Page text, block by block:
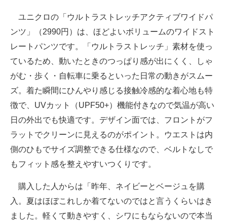
ユニクロの「ウルトラストレッチアクティブワイドパ
ンツ」（2990円）は、ほどよいボリュームのワイドスト
レートパンツです。「ウルトラストレッチ」素材を使っ
ているため、動いたときのつっぱり感が出にくく、しゃ
がむ・歩く・自転車に乗るといった日常の動きがスムー
ズ。着た瞬間にひんやり感じる接触冷感的な着心地も特
徴で、UVカット（UPF50+）機能付きなので気温が高い
日の外出でも快適です。デザイン面では、フロントがフ
ラットでクリーンに見えるのがポイント。ウエストは内
側のひもでサイズ調整できる仕様なので、ベルトなしで
もフィット感を整えやすいつくりです。
購入した人からは「昨年、ネイビーとベージュを購
入。夏はほぼこれしか着てないのではと言うくらいはき
ました。軽くて動きやすく、シワにもならないので本当